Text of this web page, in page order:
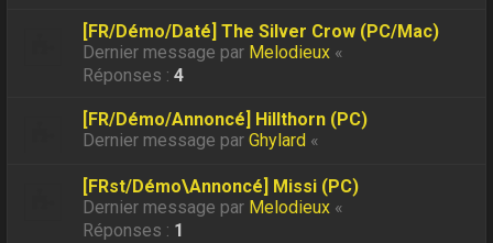
[FR/Démo/Daté] The Silver Crow (PC/Mac)
Dernier message par Melodieux «
Réponses :4
[FR/Démo/Annoncé] Hillthorn (PC)
Dernier message parGhylard «
[FRst/Démo\Annoncé] Missi (PC)
Dernier message par Melodieux «
Réponses : 1